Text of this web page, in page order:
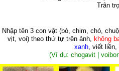
Trân
Nhập tên 3 con vật (bò, chim, chó,
vịt, voi)theo thứ tự trên ảnh, không
xanh, viết liền,
(Ví dụ: chogavit |